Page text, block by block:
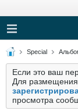
Special
Если это ваш
Для
просмотра